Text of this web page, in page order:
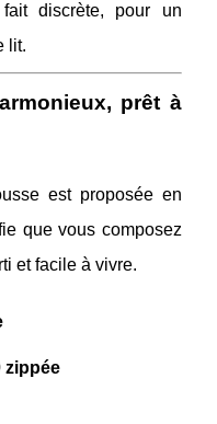
discrète, pour un
lit.
prêt à
est proposée en
que vous composez
et facile à vivre.
zippée